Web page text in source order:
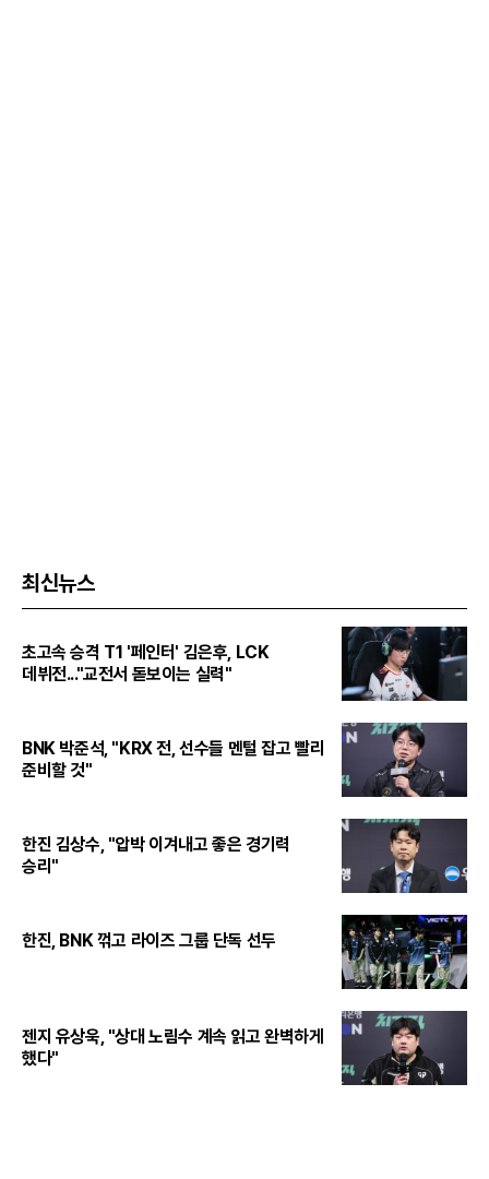
최신뉴스
초고속 승격 T1 '페인터' 김은후, LCK
데뷔전..."교전서 돋보이는 실력"
BNK 박준석, "KRX 전, 선수들 멘털 잡고 빨리
준비할 것"
한진 김상수, "압박 이겨내고 좋은 경기력
승리"
한진, BNK 꺾고 라이즈 그룹 단독 선두
젠지 유상욱, "상대 노림수 계속 읽고 완벽하게
했다"